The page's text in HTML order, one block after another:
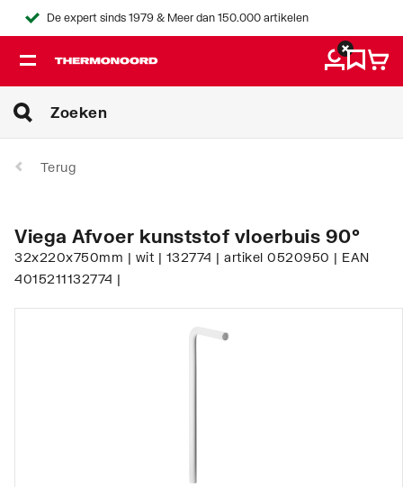
De expert sinds 1979 & Meer dan 150.000 artikelen
Terug
Viega Afvoer kunststof vloerbuis 90°
32x220x750mm | wit | 132774 | artikel 0520950 | EAN
4015211132774 |